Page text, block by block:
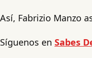
Así, Fabrizio Manzo
Síguenos en Sabes